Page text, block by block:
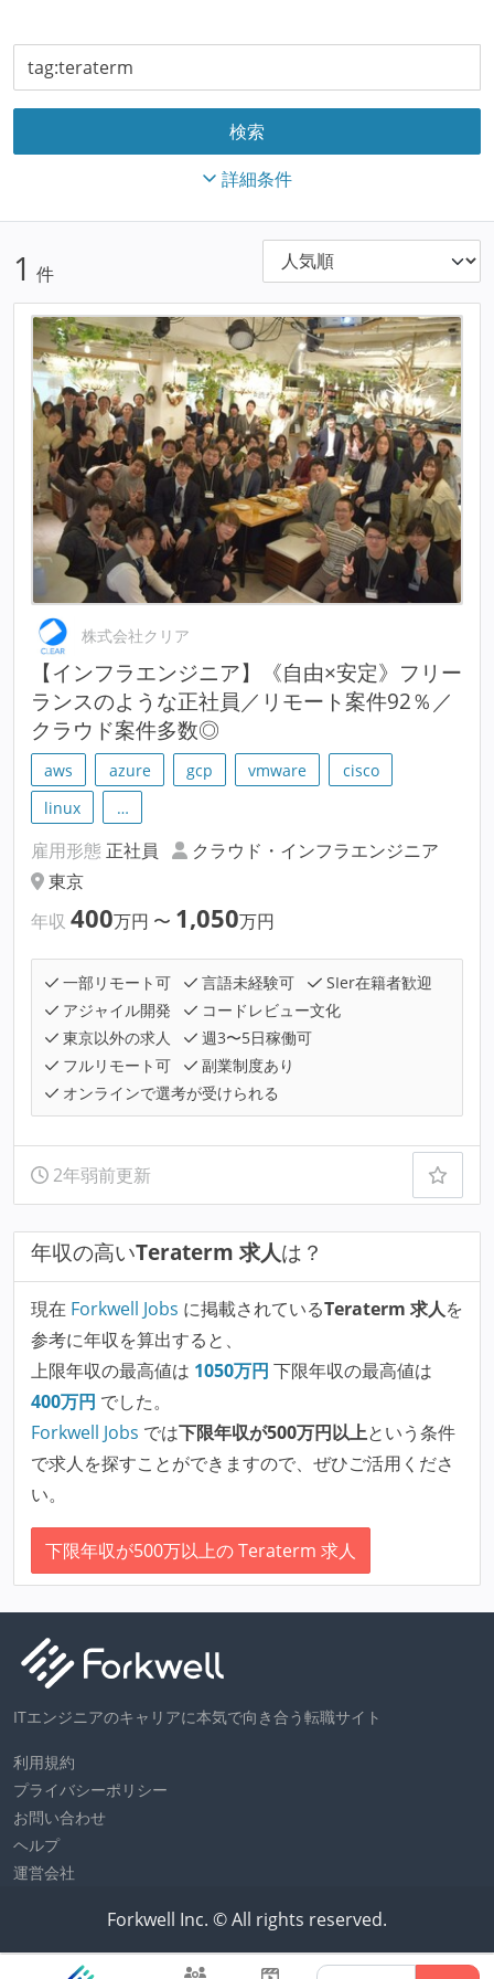
詳細条件
1 件
株式会社クリア
【インフラエンジニア】《自由×安定》フリー
ランスのような正社員／リモート案件92％／
クラウド案件多数◎
aws azure gcp vmware
cisco
linux
…
雇用形態 正社員
クラウド・インフラエンジニア
東京
年収 400万円 〜 1,050万円
一部リモート可 言語未経験可
SIer在籍者歓迎
アジャイル開発
コードレビュー文化
東京以外の求人
週3〜5日稼働可
フルリモート可
副業制度あり
オンラインで選考が受けられる
2年弱前更新
年収の高いTeraterm 求人は？
現在 Forkwell Jobs に掲載されているTeraterm 求人を
参考に年収を算出すると、
上限年収の最高値は 1050万円 下限年収の最高値は
400万円 でした。
Forkwell Jobs では下限年収が500万円以上という条件
で求人を探すことができますので、ぜひご活用くださ
い。
下限年収が500万以上の Teraterm 求人
ITエンジニアのキャリアに本気で向き合う転職サイト
利用規約
プライバシーポリシー
お問い合わせ
ヘルプ
運営会社
Forkwell Inc. © All rights reserved.